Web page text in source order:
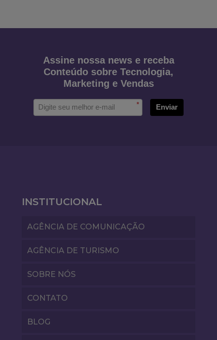
Assine nossa news e receba
Conteúdo sobre Tecnologia,
Marketing e Vendas
* Enviar
INSTITUCIONAL
AGÊNCIA DE COMUNICAÇÃO
AGÊNCIA DE TURISMO
SOBRE NÓS
CONTATO
BLOG